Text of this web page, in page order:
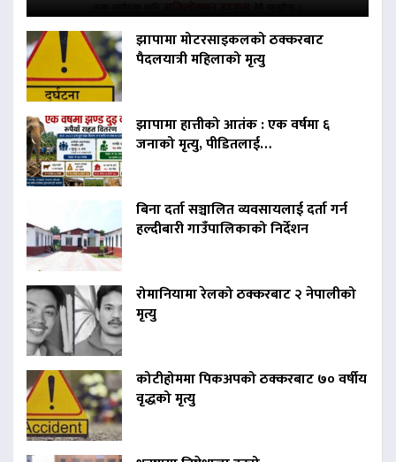
झापामा मोटरसाइकलको ठक्करबाट
पैदलयात्री महिलाको मृत्यु
झापामा हात्तीको आतंक : एक वर्षमा ६
जनाको मृत्यु, पीडितलाई…
बिना दर्ता सञ्चालित व्यवसायलाई दर्ता गर्न
हल्दीबारी गाउँपालिकाको निर्देशन
रोमानियामा रेलको ठक्करबाट २ नेपालीको
मृत्यु
कोटीहोममा पिकअपको ठक्करबाट ७० वर्षीय
वृद्धको मृत्यु